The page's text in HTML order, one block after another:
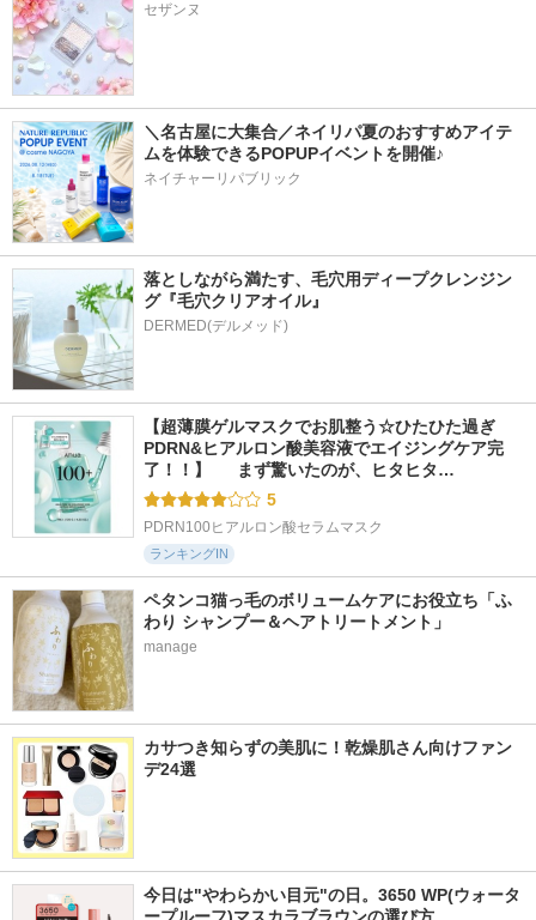
セザンヌ
＼名古屋に大集合／ネイリパ夏のおすすめアイテ
ムを体験できるPOPUPイベントを開催♪
ネイチャーリパブリック
落としながら満たす、毛穴用ディープクレンジン
グ『毛穴クリアオイル』
【超薄膜ゲルマスクでお肌整う☆ひたひた過ぎ
PDRN&ヒアルロン酸美容液でエイジングケア完
了！！】  　まず驚いたのが、ヒタヒタ…
5
PDRN100ヒアルロン酸セラムマスク
ランキングIN
ペタンコ猫っ毛のボリュームケアにお役立ち「ふ
わり シャンプー＆ヘアトリートメント」
manage
カサつき知らずの美肌に！乾燥肌さん向けファン
デ24選
今日は"やわらかい目元"の日。3650 WP(ウォータ